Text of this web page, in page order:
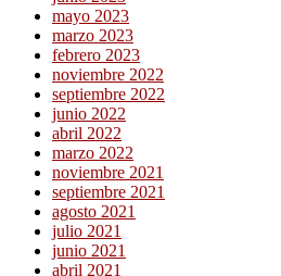
mayo 2023
marzo 2023
febrero 2023
noviembre 2022
septiembre 2022
junio 2022
abril 2022
marzo 2022
noviembre 2021
septiembre 2021
agosto 2021
julio 2021
junio 2021
abril 2021